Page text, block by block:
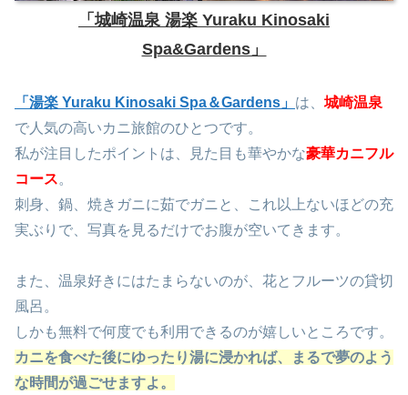
「城崎温泉 湯楽 Yuraku Kinosaki
Spa&Gardens」
「湯楽 Yuraku Kinosaki Spa＆Gardens」 は、 城崎温泉
で人気の高いカニ旅館のひとつです。
私が注目したポイントは、見た目も華やかな豪華カニフル
コース。
刺身、鍋、焼きガニに茹でガニと、これ以上ないほどの充
実ぶりで、写真を見るだけでお腹が空いてきます。
また、温泉好きにはたまらないのが、花とフルーツの貸切
風呂。
しかも無料で何度でも利用できるのが嬉しいところです。
カニを食べた後にゆったり湯に浸かれば、まるで夢のよう
な時間が過ごせますよ。